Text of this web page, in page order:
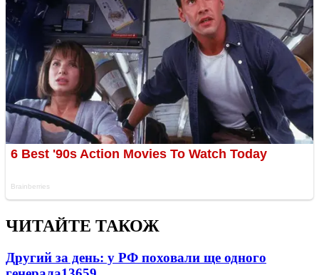
ЧИТАЙТЕ ТАКОЖ
Другий за день: у РФ поховали ще одного